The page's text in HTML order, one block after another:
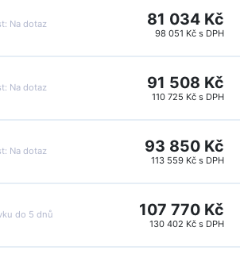
Na dotaz 81 034 Kč
98 051 Kč s DPH
Na dotaz 91 508 Kč
110 725 Kč s DPH
Na dotaz 93 850 Kč
113 559 Kč s DPH
do 5 dnů 107 770 Kč
130 402 Kč s DPH